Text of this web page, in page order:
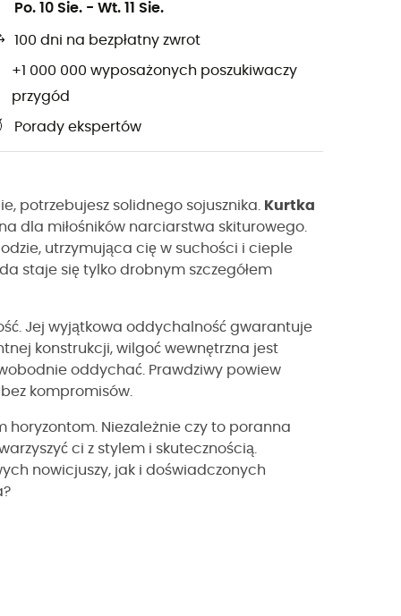
Po. 10 Sie. - Wt. 11 Sie.
100 dni na bezpłatny zwrot
+1 000 000 wyposażonych poszukiwaczy
przygód
Porady ekspertów
potrzebujesz solidnego sojusznika.
Kurtka
dla miłośników narciarstwa skiturowego.
utrzymująca cię w suchości i cieple
staje się tylko drobnym szczegółem
Jej wyjątkowa oddychalność gwarantuje
konstrukcji, wilgoć wewnętrzna jest
oddychać. Prawdziwy powiew
kompromisów.
Niezależnie czy to poranna
ci z stylem i skutecznością.
nowicjuszy, jak i doświadczonych